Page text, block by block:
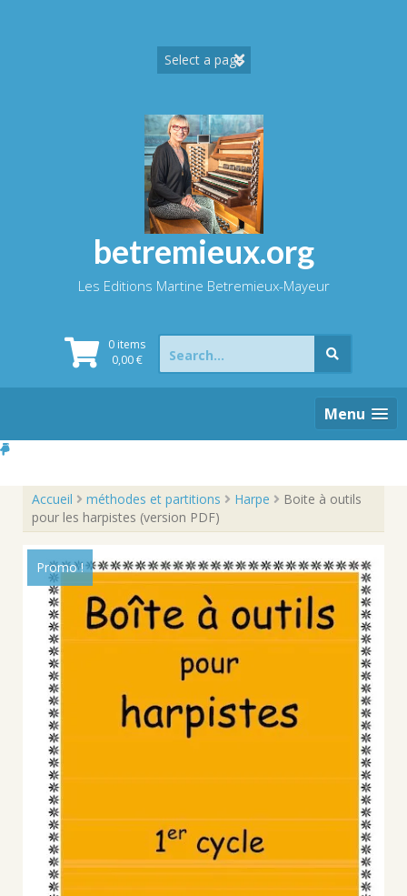
betremieux.org
Les Editions Martine Betremieux-Mayeur
0 items
0,00€
Search
for:
Menu
Accueil méthodes et partitions Harpe
Boite à outils
pour les harpistes (version PDF)
Promo !